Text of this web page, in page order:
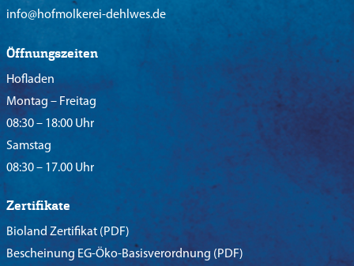
info@hofmolkerei-dehlwes.de
Öffnungszeiten
Hofladen
Montag – Freitag
08:30 – 18:00 Uhr
Samstag
08:30 – 17.00 Uhr
Zertifikate
Bioland Zertifikat (PDF)
Bescheinung EG-Öko-Basisverordnung (PDF)